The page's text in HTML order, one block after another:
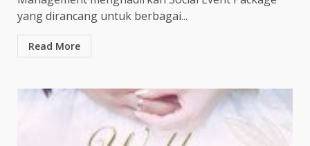
yang dirancang untuk berbagai...
Read More